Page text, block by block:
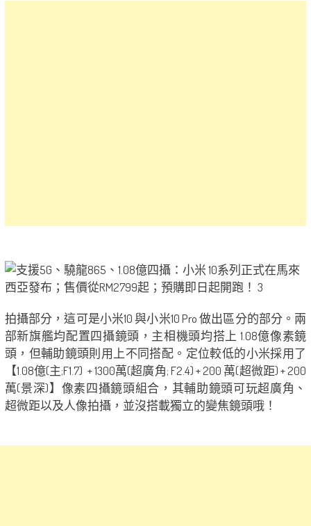
拍攝部分，這可是小米10 與小米10 Pro 做出區分的部分。兩
部新旗艦均配置四攝鏡頭，主相機頭均搭上 1.08億像素鏡
頭，但輔助鏡頭則用上不同搭配。定位較低的小米採用了
【1.08億(主;F1.7) + 1300萬(超廣角; F2.4) + 200 萬(超微距) + 200
萬(景深)】像素四攝鏡頭組合，其輔助鏡頭可玩超廣角、
超微距以及人像拍攝，並沒搭載獨立的變焦鏡頭哦！